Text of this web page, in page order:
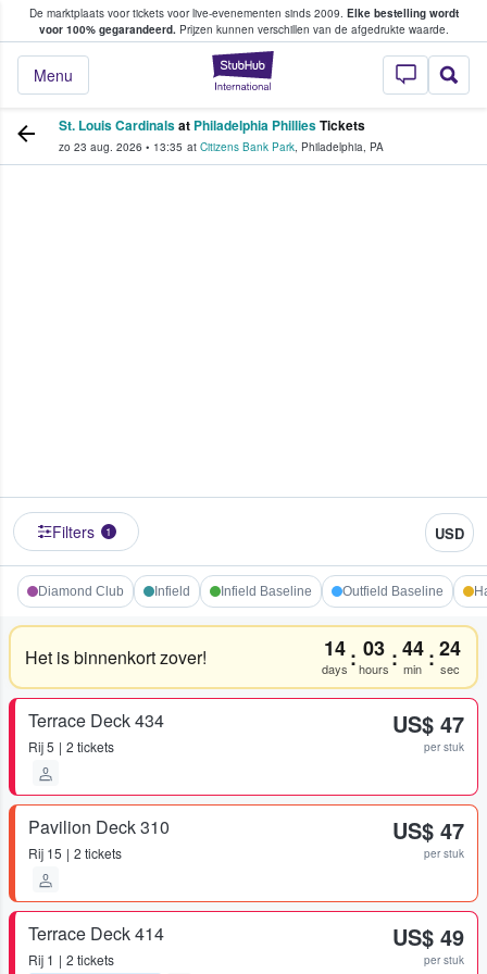
De marktplaats voor tickets voor live-evenementen sinds 2009. Elke bestelling wordt
voor 100% gegarandeerd.Prijzen kunnen verschillen van de afgedrukte waarde.
StubHub: waar
Menu
tickets kopen en verkopen
St. Louis Cardinalsat Philadelphia PhilliesTickets
zo 23 aug. 2026 • 13:35 at Citizens Bank Park, Philadelphia, PA
Filters 1 USD
Diamond Club Infield Infield Baseline Outfield Baseline
Het is binnenkort zover! 14
days : 03
hours :44
min :24
sec
Terrace Deck 434
Rij5 2 tickets
US$ 47
per stuk
Pavilion Deck 310
Rij 15 2 tickets
US$ 47
per stuk
Terrace Deck 414
Rij 1 2 tickets
US$ 49
per stuk